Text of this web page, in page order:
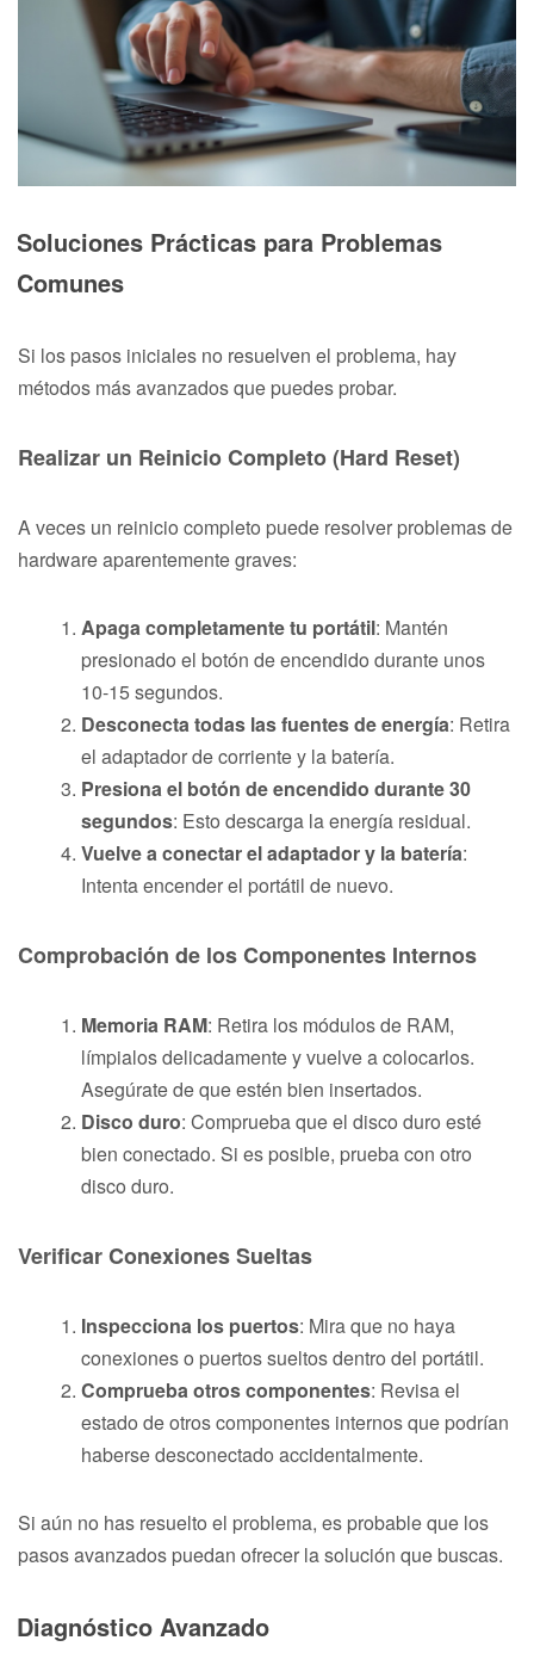
Soluciones Prácticas para Problemas
Comunes
Si los pasos iniciales no resuelven el problema, hay
métodos más avanzados que puedes probar.
Realizar un Reinicio Completo (Hard Reset)
A veces un reinicio completo puede resolver problemas de
hardware aparentemente graves:
Apaga completamente tu portátil: Mantén
presionado el botón de encendido durante unos
10-15 segundos.
Desconecta todas las fuentes de energía: Retira
el adaptador de corriente y la batería.
Presiona el botón de encendido durante 30
segundos: Esto descarga la energía residual.
Vuelve a conectar el adaptador y la batería:
Intenta encender el portátil de nuevo.
Comprobación de los Componentes Internos
Memoria RAM: Retira los módulos de RAM,
límpialos delicadamente y vuelve a colocarlos.
Asegúrate de que estén bien insertados.
Disco duro: Comprueba que el disco duro esté
bien conectado. Si es posible, prueba con otro
disco duro.
Verificar Conexiones Sueltas
Inspecciona los puertos: Mira que no haya
conexiones o puertos sueltos dentro del portátil.
Comprueba otros componentes: Revisa el
estado de otros componentes internos que podrían
haberse desconectado accidentalmente.
Si aún no has resuelto el problema, es probable que los
pasos avanzados puedan ofrecer la solución que buscas.
Diagnóstico Avanzado